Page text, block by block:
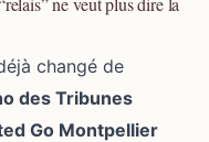
changé de
des Tribunes
Go Montpellier